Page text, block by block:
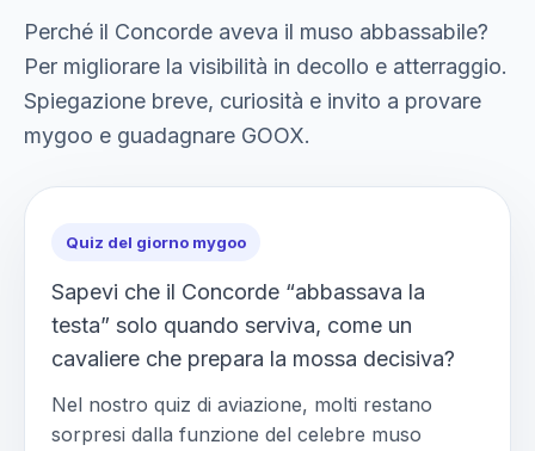
Perché il Concorde aveva il muso abbassabile?
Per migliorare la visibilità in decollo e atterraggio.
Spiegazione breve, curiosità e invito a provare
mygoo e guadagnare GOOX.
Quiz del giorno mygoo
Sapevi che il Concorde “abbassava la
testa” solo quando serviva, come un
cavaliere che prepara la mossa decisiva?
Nel nostro quiz di aviazione, molti restano
sorpresi dalla funzione del celebre muso